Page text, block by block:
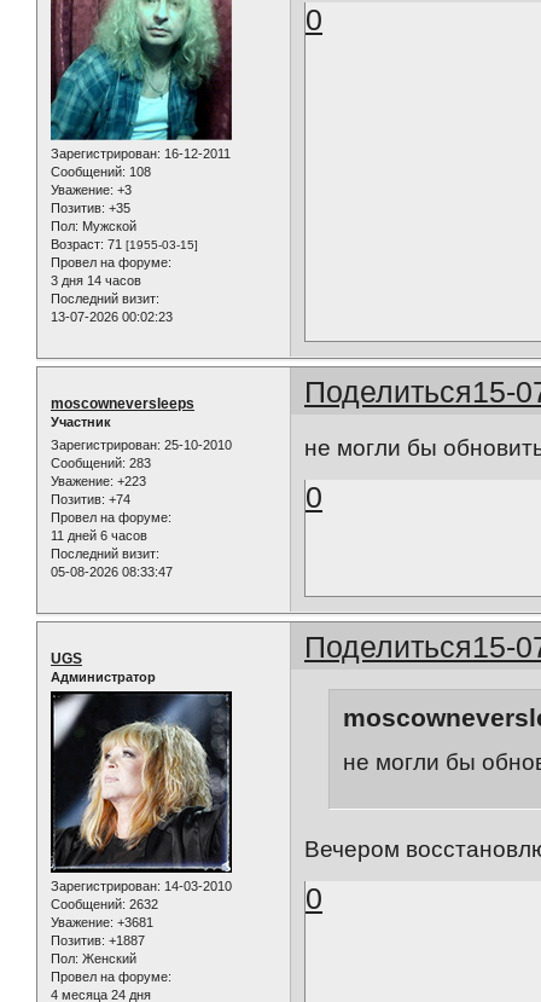
Зарегистрирован: 16-12-2011
Сообщений: 108
Уважение: +3
Позитив: +35
Пол: Мужской
Возраст: 71 [1955-03-15]
Провел на форуме:
3 дня 14 часов
Последний визит:
13-07-2026 00:02:23
0
Поделиться15-
moscowneversleeps
Участник
Зарегистрирован: 25-10-2010
Сообщений: 283
Уважение: +223
Позитив: +74
Провел на форуме:
11 дней 6 часов
Последний визит:
05-08-2026 08:33:47
не могли бы
0
Поделиться15-
UGS
Администратор
Зарегистрирован: 14-03-2010
Сообщений: 2632
Уважение: +3681
Позитив: +1887
Пол: Женский
Провел на форуме:
4 месяца 24 дня
не могли бы
Вечером
0